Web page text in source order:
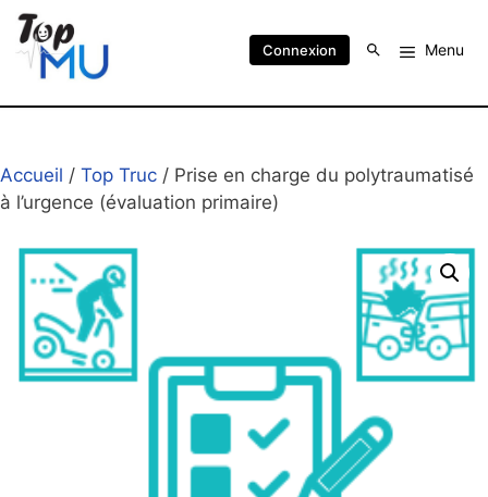
Connexion Menu
Accueil / Top Truc / Prise en charge du polytraumatisé
à l’urgence (évaluation primaire)